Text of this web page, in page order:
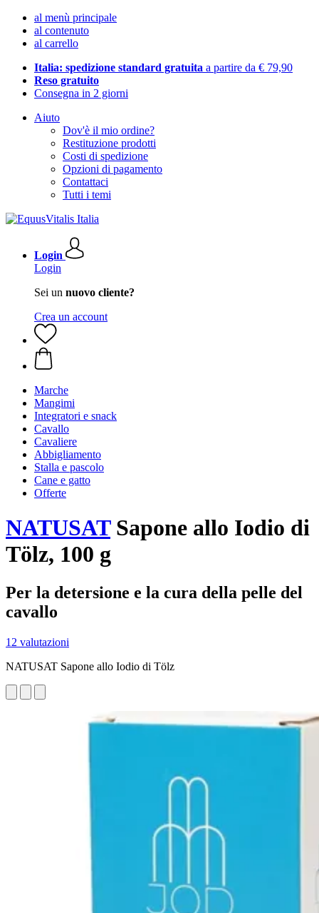
al menù principale
al contenuto
al carrello
Italia: spedizione standard gratuita a partire da € 79,90
Reso gratuito
Consegna in 2 giorni
Aiuto
Dov'è il mio ordine?
Restituzione prodotti
Costi di spedizione
Opzioni di pagamento
Contattaci
Tutti i temi
Login
Login
Sei un nuovo cliente?
Crea un account
Marche
Mangimi
Integratori e snack
Cavallo
Cavaliere
Abbigliamento
Stalla e pascolo
Cane e gatto
Offerte
NATUSATSapone allo Iodio di
Tölz, 100 g
Per la detersione e la cura della pelle del
cavallo
12 valutazioni
NATUSAT Sapone allo Iodio di Tölz